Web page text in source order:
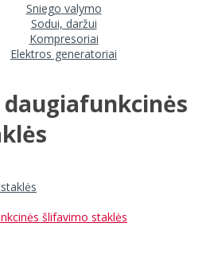
Sniego valymo
Sodui, daržui
Kompresoriai
Elektros generatoriai
šlifavimo staklės